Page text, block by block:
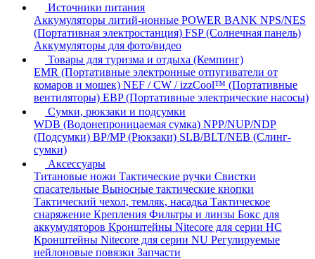
Источники питания
Аккумуляторы литий-ионные POWER BANK NPS/NES
(Портативная электростанция) FSP (Солнечная панель)
Аккумуляторы для фото/видео
Товары для туризма и отдыха (Кемпинг)
EMR (Портативные электронные отпугиватели от
комаров и мошек) NEF / CW / izzCool™ (Портативные
вентиляторы) EBP (Портативные электрические насосы)
Сумки, рюкзаки и подсумки
WDB (Водонепроницаемая сумка) NPP/NUP/NDP
(Подсумки) BP/MP (Рюкзаки) SLB/BLT/NEB (Слинг-
сумки)
Аксессуары
Титановые ножи Тактические ручки Свистки
спасательные Выносные тактические кнопки
Тактический чехол, темляк, насадка Тактическое
снаряжение Крепления Фильтры и линзы Бокс для
аккумуляторов Кронштейны Nitecore для серии HС
Кронштейны Nitecore для серии NU Регулируемые
нейлоновые повязки Запчасти